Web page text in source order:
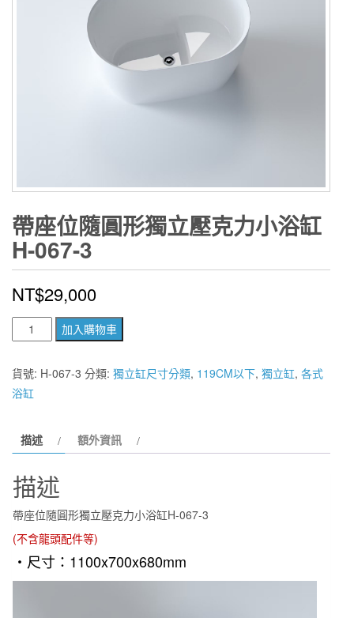
帶座位隨圓形獨立壓克力小浴缸
H-067-3
NT$29,000
座
位
隨
獨
壓
力
小
浴
缸
加入購物車
貨號: H-067-3 分類: 獨立缸尺寸分類, 119CM以下, 獨立缸, 各式
浴缸
描述 額外資訊
描述
帶座位隨圓形獨立壓克力小浴缸H-067-3
(不含龍頭配件等)
・尺寸： 1100x700x680mm